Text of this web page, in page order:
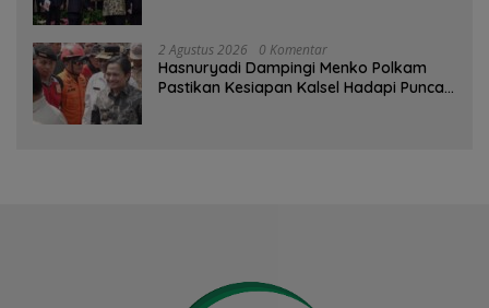
2 Agustus 2026 0 Komentar
Hasnuryadi Dampingi Menko Polkam
Pastikan Kesiapan Kalsel Hadapi Puncak